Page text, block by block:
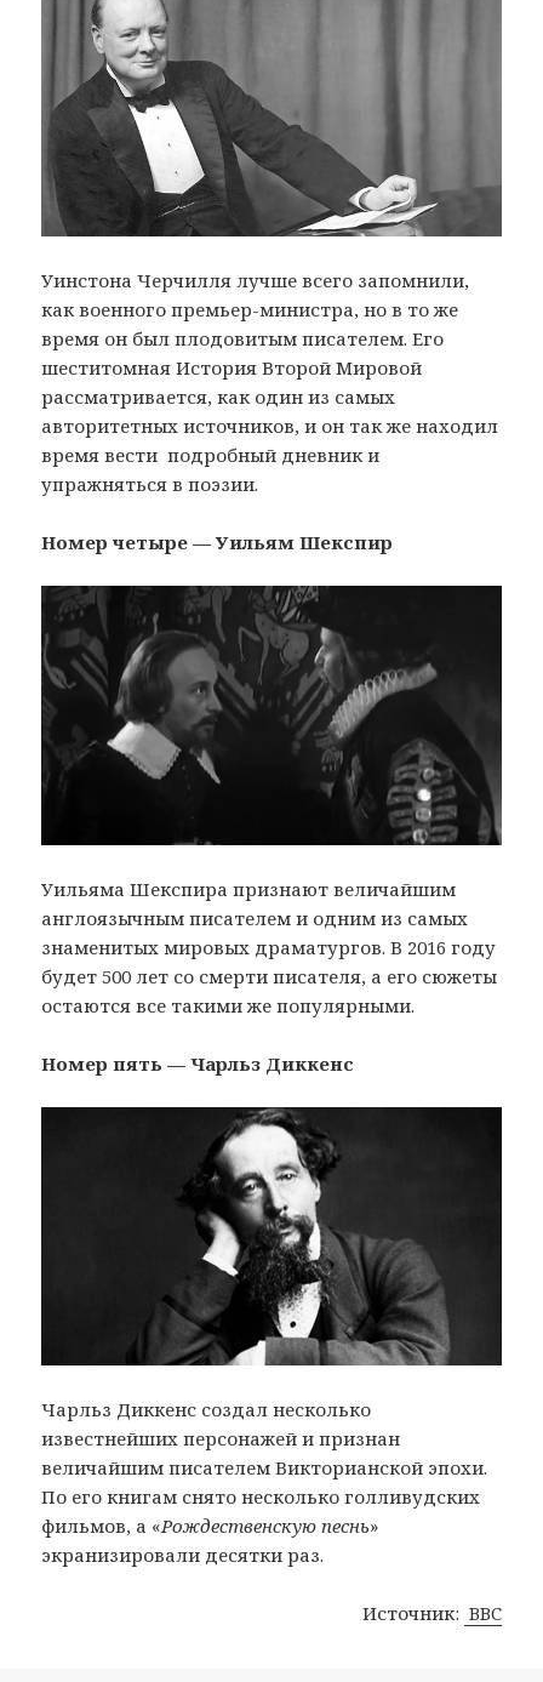
Уинстона Черчилля лучше всего запомнили,
как военного премьер-министра, но в то же
время он был плодовитым писателем. Его
шеститомная История Второй Мировой
рассматривается, как один из самых
авторитетных источников, и он так же находил
время вести подробный дневник и
упражняться в поэзии.
Номер четыре — Уильям Шекспир
Уильяма Шекспира признают величайшим
англоязычным писателем и одним из самых
знаменитых мировых драматургов. В 2016 году
будет 500 лет со смерти писателя, а его сюжеты
остаются все такими же популярными.
Номер пять — Чарльз Диккенс
Чарльз Диккенс создал несколько
известнейших персонажей и признан
величайшим писателем Викторианской эпохи.
По его книгам снято несколько голливудских
фильмов, а «Рождественскую песнь»
экранизировали десятки раз.
Источник: BBC